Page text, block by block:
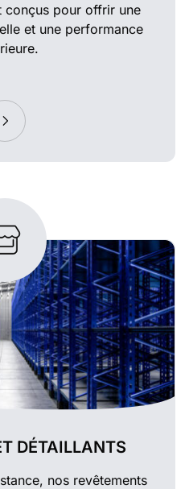
conçus pour offrir une
et une performance
DÉTAILLANTS
nos revêtements